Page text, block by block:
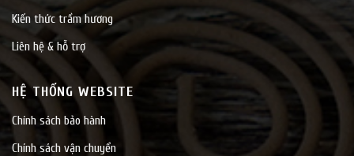
Kiến thức trầm hương
Liên hệ & hỗ trợ
HỆ THỐNG WEBSITE
Chính sách bảo hành
Chính sách vận chuyển